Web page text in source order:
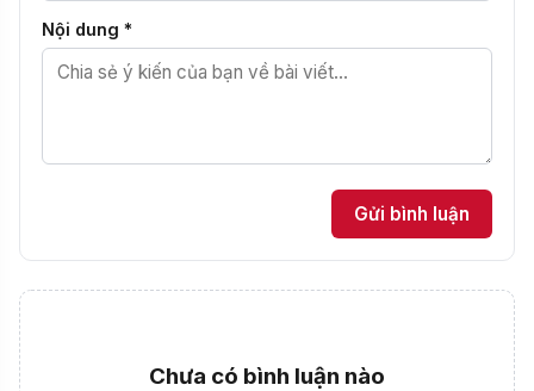
Nội dung *
Gửi bình luận
Chưa có bình luận nào